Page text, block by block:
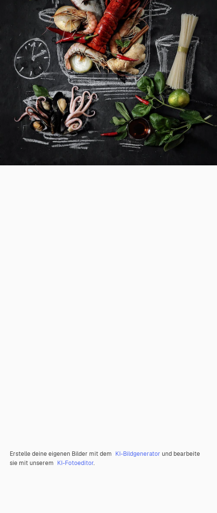
Erstelle deine eigenen Bilder mit dem KI-Bildgenerator und bearbeite
sie mit unserem KI-Fotoeditor.